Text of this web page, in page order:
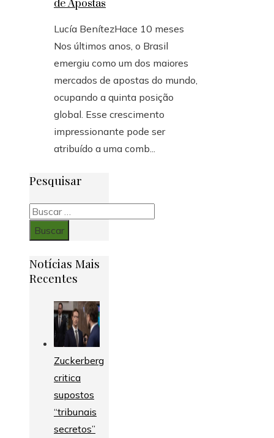
de Apostas
Lucía BenítezHace 10 meses
Nos últimos anos, o Brasil
emergiu como um dos maiores
mercados de apostas do mundo,
ocupando a quinta posição
global. Esse crescimento
impressionante pode ser
atribuído a uma comb...
Pesquisar
Buscar:
Notícias Mais
Recentes
Zuckerberg
critica
supostos
“tribunais
secretos”